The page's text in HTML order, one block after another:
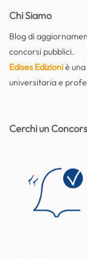
Chi Siamo
Blog di
concorsi pubblici.
Edises Edizioniè
universitaria e
Cerchi un